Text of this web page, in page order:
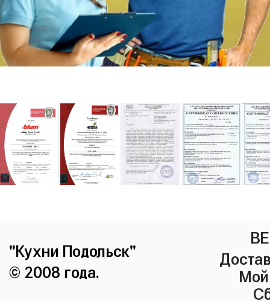
"Кухни Подольск"
© 2008 года.